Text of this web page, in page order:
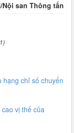
Nội san Thông tấn
hạng chỉ số chuyển
vị thế của